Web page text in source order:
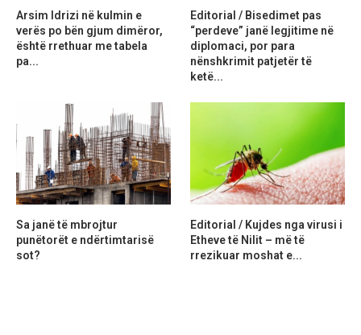
Arsim Idrizi në kulmin e
verës po bën gjum dimëror,
është rrethuar me tabela
pa...
Editorial / Bisedimet pas
“perdeve” janë legjitime në
diplomaci, por para
nënshkrimit patjetër të
ketë...
Sa janë të mbrojtur
punëtorët e ndërtimtarisë
sot?
Editorial / Kujdes nga virusi i
Etheve të Nilit – më të
rrezikuar moshat e...